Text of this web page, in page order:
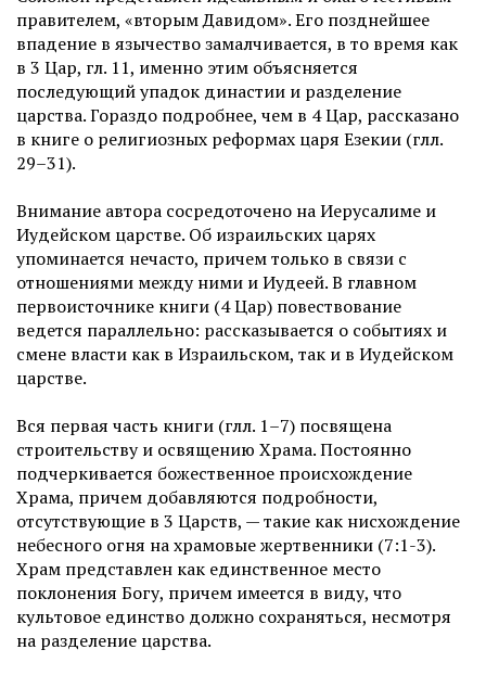
правителем, «вторым Давидом». Его позднейшее
впадение в язычество замалчивается, в то время как
в 3 Цар, гл. 11, именно этим объясняется
последующий упадок династии и разделение
царства. Гораздо подробнее, чем в 4 Цар, рассказано
в книге о религиозных реформах царя Езекии (глл.
29–31).
Внимание автора сосредоточено на Иерусалиме и
Иудейском царстве. Об израильских царях
упоминается нечасто, причем только в связи с
отношениями между ними и Иудеей. В главном
первоисточнике книги (4 Цар) повествование
ведется параллельно: рассказывается о событиях и
смене власти как в Израильском, так и в Иудейском
царстве.
Вся первая часть книги (глл. 1–7) посвящена
строительству и освящению Храма. Постоянно
подчеркивается божественное происхождение
Храма, причем добавляются подробности,
отсутствующие в 3 Царств, — такие как нисхождение
небесного огня на храмовые жертвенники (7:1-3).
Храм представлен как единственное место
поклонения Богу, причем имеется в виду, что
культовое единство должно сохраняться, несмотря
на разделение царства.